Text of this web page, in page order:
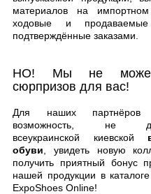
материалов на
ходовые и
подтверждённые заказами.
НО! Мы не
сюрпризов для вас!
Для наших партнёров
возможность, не
всеукраинской киевской
обуви , увидеть новую
получить приятный бонус
нашей продукции в каталоге
ExpoShoes Online!